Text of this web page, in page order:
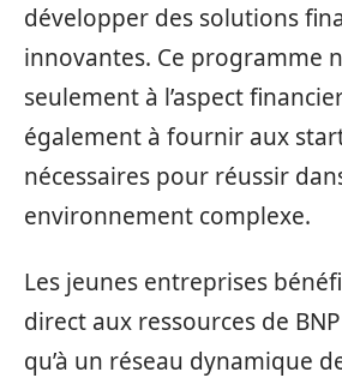
développer des solutions
innovantes. Ce programme
seulement à l’aspect
également à fournir aux
nécessaires pour réussir
environnement complexe.
Les jeunes entreprises
direct aux ressources de
qu’à un réseau dynamique